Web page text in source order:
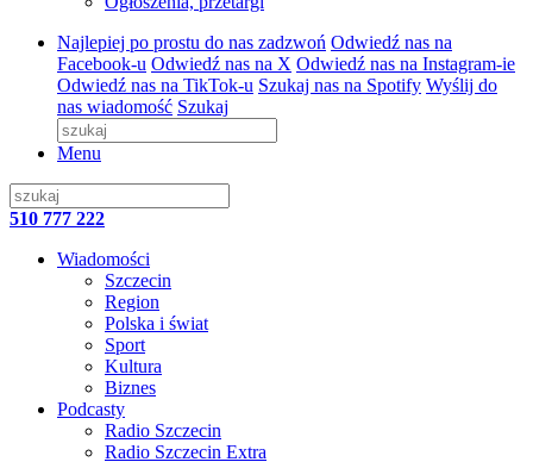
Najlepiej po prostu do nas zadzwoń Odwiedź nas na
Facebook-u Odwiedź nas na X Odwiedź nas na Instagram-ie
Odwiedź nas na TikTok-u Szukaj nas na Spotify Wyślij do
nas wiadomość Szukaj
Menu
510 777 222
Wiadomości
Szczecin
Region
Polska i świat
Sport
Kultura
Biznes
Podcasty
Radio Szczecin
Radio Szczecin Extra